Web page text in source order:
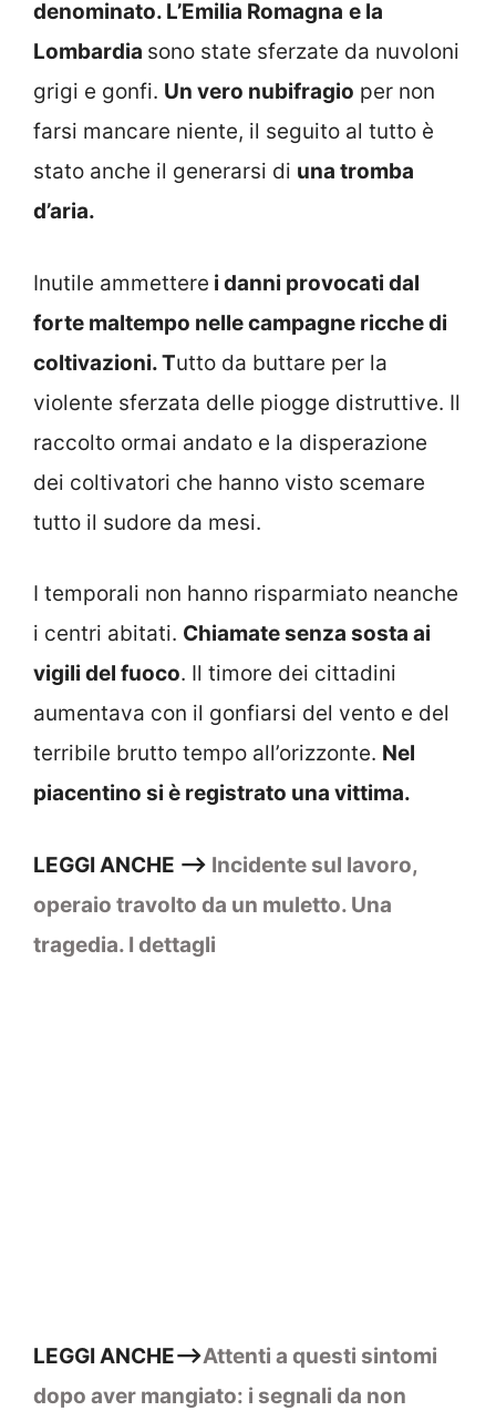
denominato. L’Emilia Romagna e la
Lombardia sono state sferzate da nuvoloni
grigi e gonfi. Un vero nubifragio per non
farsi mancare niente, il seguito al tutto è
stato anche il generarsi di una tromba
d’aria.
Inutile ammettere i danni provocati dal
forte maltempo nelle campagne ricche di
coltivazioni. Tutto da buttare per la
violente sferzata delle piogge distruttive. Il
raccolto ormai andato e la disperazione
dei coltivatori che hanno visto scemare
tutto il sudore da mesi.
I temporali non hanno risparmiato neanche
i centri abitati. Chiamate senza sosta ai
vigili del fuoco. Il timore dei cittadini
aumentava con il gonfiarsi del vento e del
terribile brutto tempo all’orizzonte. Nel
piacentino si è registrato una vittima.
LEGGI ANCHE –> Incidente sul lavoro,
operaio travolto da un muletto. Una
tragedia. I dettagli
LEGGI ANCHE–>Attenti a questi sintomi
dopo aver mangiato: i segnali da non